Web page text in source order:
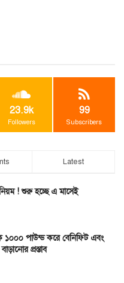
23.9k
Followers
99
Subscribers
Latest
নিয়ম ! শুরু হচ্ছে এ মাসেই
১০০০ পাউন্ড করে বেনিফিট এবং
প্রস্তাব